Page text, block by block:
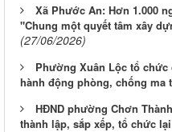
Xã Phước An: Hơn 1.000
"Chung một quyết tâm xây
(27/06/2026)
Phường Xuân Lộc tổ
hành động phòng, chống ma
HĐND phường Chơn
thành lập, sắp xếp, tổ chức